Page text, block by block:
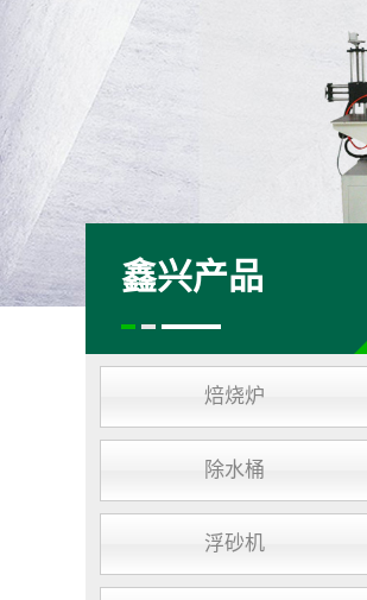
鑫兴产品
焙烧炉
除水桶
浮砂机